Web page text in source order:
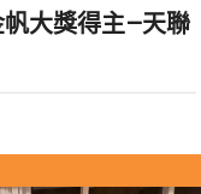
大獎得主—天聯